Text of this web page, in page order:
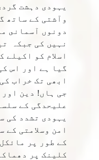
یہودی دہشت
وآشتی کے ساتھ
دونوں آسمانى
نہیں کی جبکہ
اسلام کو اکیلے
گیا ہے اور اس
ابھی تک خراب
جی ہاں! دین
علیحدگی کے
یہودی تشدد کی
امن وسلامتی کے
کے طور پر
کلینک پر